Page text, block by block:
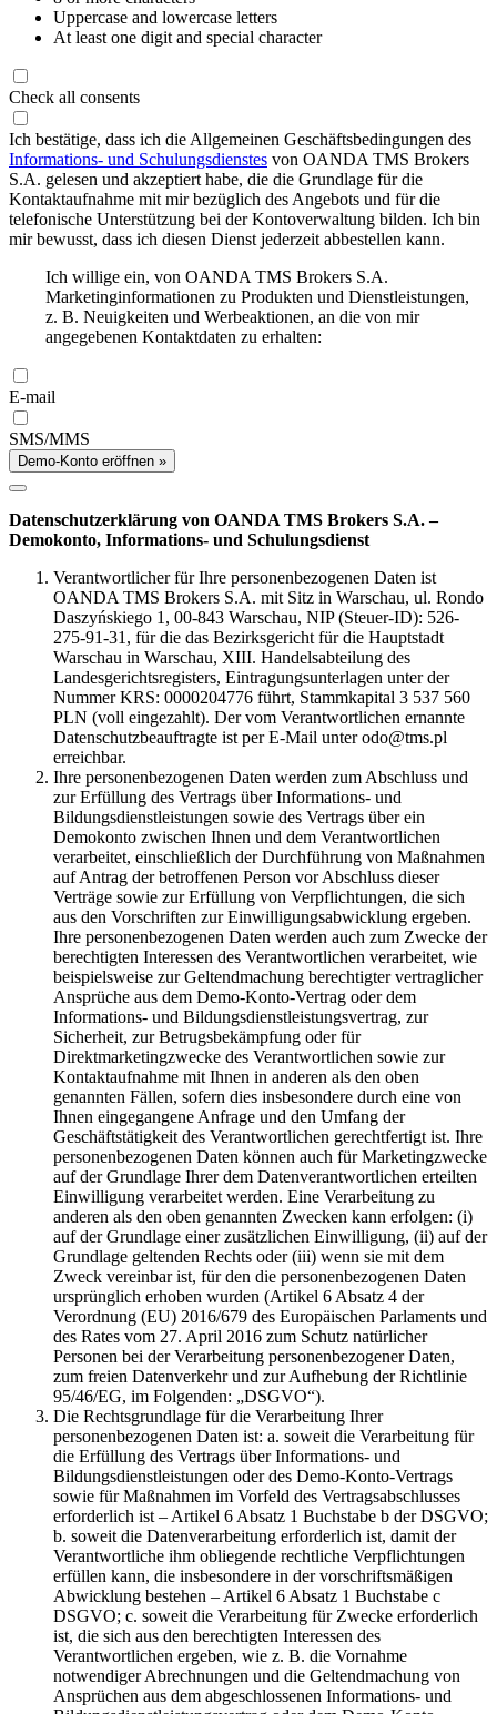
Uppercase and lowercase letters
At least one digit and special character
Check all consents
Ich bestätige, dass ich die Allgemeinen Geschäftsbedingungen des
Informations- und Schulungsdienstes von OANDA TMS Brokers
S.A. gelesen und akzeptiert habe, die die Grundlage für die
Kontaktaufnahme mit mir bezüglich des Angebots und für die
telefonische Unterstützung bei der Kontoverwaltung bilden. Ich bin
mir bewusst, dass ich diesen Dienst jederzeit abbestellen kann.
Ich willige ein, von OANDA TMS Brokers S.A.
Marketinginformationen zu Produkten und Dienstleistungen,
z. B. Neuigkeiten und Werbeaktionen, an die von mir
angegebenen Kontaktdaten zu erhalten:
E-mail
SMS/MMS
Demo-Konto eröffnen »
Datenschutzerklärung von OANDA TMS Brokers S.A. –
Demokonto, Informations- und Schulungsdienst
Verantwortlicher für Ihre personenbezogenen Daten ist
OANDA TMS Brokers S.A. mit Sitz in Warschau, ul. Rondo
Daszyńskiego 1, 00-843 Warschau, NIP (Steuer-ID): 526-
275-91-31, für die das Bezirksgericht für die Hauptstadt
Warschau in Warschau, XIII. Handelsabteilung des
Landesgerichtsregisters, Eintragungsunterlagen unter der
Nummer KRS: 0000204776 führt, Stammkapital 3 537 560
PLN (voll eingezahlt). Der vom Verantwortlichen ernannte
Datenschutzbeauftragte ist per E-Mail unter odo@tms.pl
erreichbar.
Ihre personenbezogenen Daten werden zum Abschluss und
zur Erfüllung des Vertrags über Informations- und
Bildungsdienstleistungen sowie des Vertrags über ein
Demokonto zwischen Ihnen und dem Verantwortlichen
verarbeitet, einschließlich der Durchführung von Maßnahmen
auf Antrag der betroffenen Person vor Abschluss dieser
Verträge sowie zur Erfüllung von Verpflichtungen, die sich
aus den Vorschriften zur Einwilligungsabwicklung ergeben.
Ihre personenbezogenen Daten werden auch zum Zwecke der
berechtigten Interessen des Verantwortlichen verarbeitet, wie
beispielsweise zur Geltendmachung berechtigter vertraglicher
Ansprüche aus dem Demo-Konto-Vertrag oder dem
Informations- und Bildungsdienstleistungsvertrag, zur
Sicherheit, zur Betrugsbekämpfung oder für
Direktmarketingzwecke des Verantwortlichen sowie zur
Kontaktaufnahme mit Ihnen in anderen als den oben
genannten Fällen, sofern dies insbesondere durch eine von
Ihnen eingegangene Anfrage und den Umfang der
Geschäftstätigkeit des Verantwortlichen gerechtfertigt ist. Ihre
personenbezogenen Daten können auch für Marketingzwecke
auf der Grundlage Ihrer dem Datenverantwortlichen erteilten
Einwilligung verarbeitet werden. Eine Verarbeitung zu
anderen als den oben genannten Zwecken kann erfolgen: (i)
auf der Grundlage einer zusätzlichen Einwilligung, (ii) auf der
Grundlage geltenden Rechts oder (iii) wenn sie mit dem
Zweck vereinbar ist, für den die personenbezogenen Daten
ursprünglich erhoben wurden (Artikel 6 Absatz 4 der
Verordnung (EU) 2016/679 des Europäischen Parlaments und
des Rates vom 27. April 2016 zum Schutz natürlicher
Personen bei der Verarbeitung personenbezogener Daten,
zum freien Datenverkehr und zur Aufhebung der Richtlinie
95/46/EG, im Folgenden: „DSGVO“).
Die Rechtsgrundlage für die Verarbeitung Ihrer
personenbezogenen Daten ist: a. soweit die Verarbeitung für
die Erfüllung des Vertrags über Informations- und
Bildungsdienstleistungen oder des Demo-Konto-Vertrags
sowie für Maßnahmen im Vorfeld des Vertragsabschlusses
erforderlich ist – Artikel 6 Absatz 1 Buchstabe b der DSGVO;
b. soweit die Datenverarbeitung erforderlich ist, damit der
Verantwortliche ihm obliegende rechtliche Verpflichtungen
erfüllen kann, die insbesondere in der vorschriftsmäßigen
Abwicklung bestehen – Artikel 6 Absatz 1 Buchstabe c
DSGVO; c. soweit die Verarbeitung für Zwecke erforderlich
ist, die sich aus den berechtigten Interessen des
Verantwortlichen ergeben, wie z. B. die Vornahme
notwendiger Abrechnungen und die Geltendmachung von
Ansprüchen aus dem abgeschlossenen Informations- und